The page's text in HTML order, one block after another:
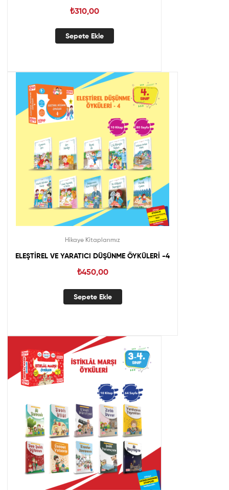
₺310,00
Sepete Ekle
Hikaye Kitaplarımız
ELEŞTİREL VE YARATICI DÜŞÜNME ÖYKÜLERİ -4
₺450,00
Sepete Ekle